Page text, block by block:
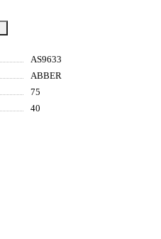
AS9633
ABBER
75
40